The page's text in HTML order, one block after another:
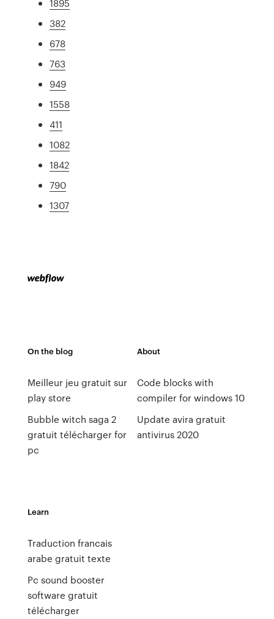
1895
382
678
763
949
1558
411
1082
1842
790
1307
On the blog
Meilleur jeu gratuit sur
play store
Bubble witch saga 2
gratuit télécharger for
pc
About
Code blocks with
compiler for windows 10
Update avira gratuit
antivirus 2020
Learn
Traduction francais
arabe gratuit texte
Pc sound booster
software gratuit
télécharger